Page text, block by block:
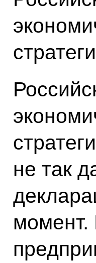
не так